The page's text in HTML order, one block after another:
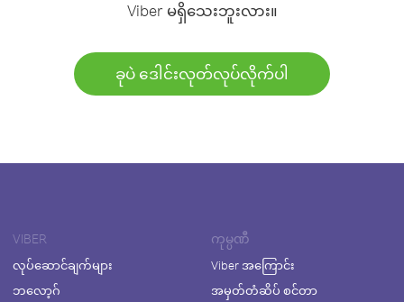
Viber မရှိသေးဘူးလား။
ခုပဲ ဒေါင်းလုတ်လုပ်လိုက်ပါ
VIBER
လုပ်ဆောင်ချက်များ
ဘလော့ဂ်
ကုမ္ပဏီ
Viber အကြောင်း
အမှတ်တံဆိပ် စင်တာ